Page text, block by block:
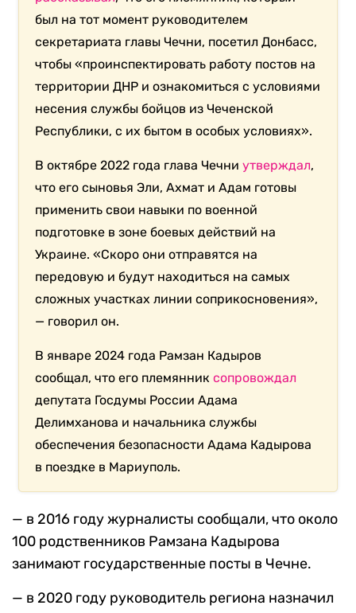
был на тот момент руководителем
секретариата главы Чечни, посетил Донбасс,
чтобы «проинспектировать работу постов на
территории ДНР и ознакомиться с условиями
несения службы бойцов из Чеченской
Республики, с их бытом в особых условиях».
В октябре 2022 года глава Чечниутверждал,
что его сыновья Эли, Ахмат и Адам готовы
применить свои навыки по военной
подготовке в зоне боевых действий на
Украине. «Скоро они отправятся на
передовую и будут находиться на самых
сложных участках линии соприкосновения»,
— говорил он.
В январе 2024 года Рамзан Кадыров
сообщал, что его племянниксопровождал
депутата Госдумы России Адама
Делимханова и начальника службы
обеспечения безопасности Адама Кадырова
в поездке в Мариуполь.
— в 2016 году журналисты сообщали, что около
100 родственников Рамзана Кадырова
занимают государственные посты в Чечне.
— в 2020 году руководитель региона назначил